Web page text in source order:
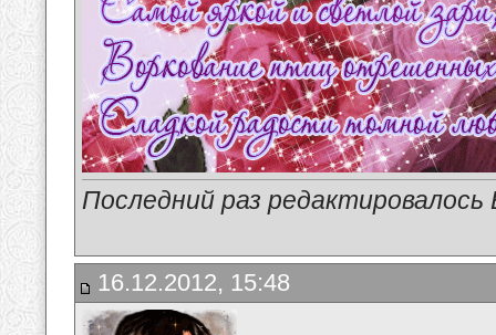
Последний раз
16.12.2012, 15:48